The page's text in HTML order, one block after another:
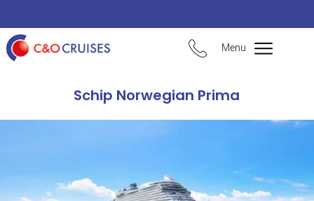
Menu
Schip Norwegian Prima